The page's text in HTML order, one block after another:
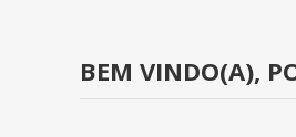
BEM VINDO(A),